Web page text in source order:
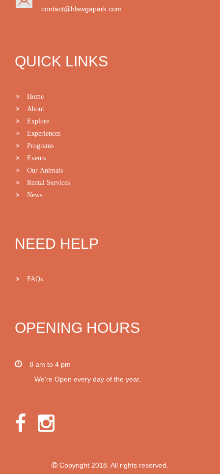
contact@hlawgapark.com
QUICK LINKS
Home
About
Explore
Experiences
Programs
Events
Our Animals
Rental Services
News
NEED HELP
FAQs
OPENING HOURS
8 am to 4 pm
We're Open every day of the year.
Copyright 2018. All rights reserved.